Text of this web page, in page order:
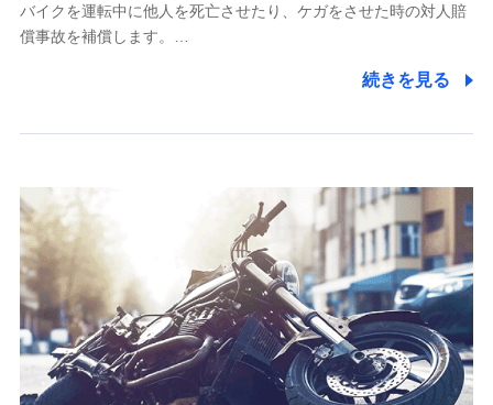
■少額短期保険
SBIリスタ少額短期保険会社
(https://www.jishin.co.jp/)
スマートプラス少額短期保険株式会社
（https://www.smartplus-insurance.com/）
チューリッヒ少額短期保険株式会社
(https://www.zurichssi.co.jp/)
Tokio Marine X少額短期保険株式会社
(https://www.tokiomarine-x.co.jp/)
ペットメディカルサポート株式会社
バイクを運転中に他人を死亡させたり、ケガをさせた時の対人賠
償事故を補償します。…
続きを見る